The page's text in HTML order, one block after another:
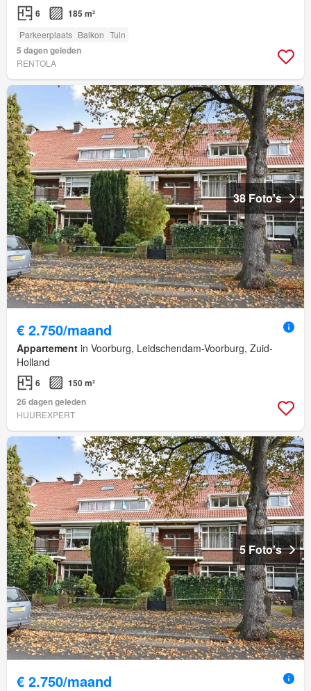
6 185 m²
Parkeerplaats Balkon Tuin
5 dagen geleden
RENTOLA
38 Foto's
€ 2.750/maand
Appartement in Voorburg, Leidschendam-Voorburg, Zuid-
Holland
6
150 m²
26 dagen geleden
HUUREXPERT
5 Foto's
€ 2.750/maand